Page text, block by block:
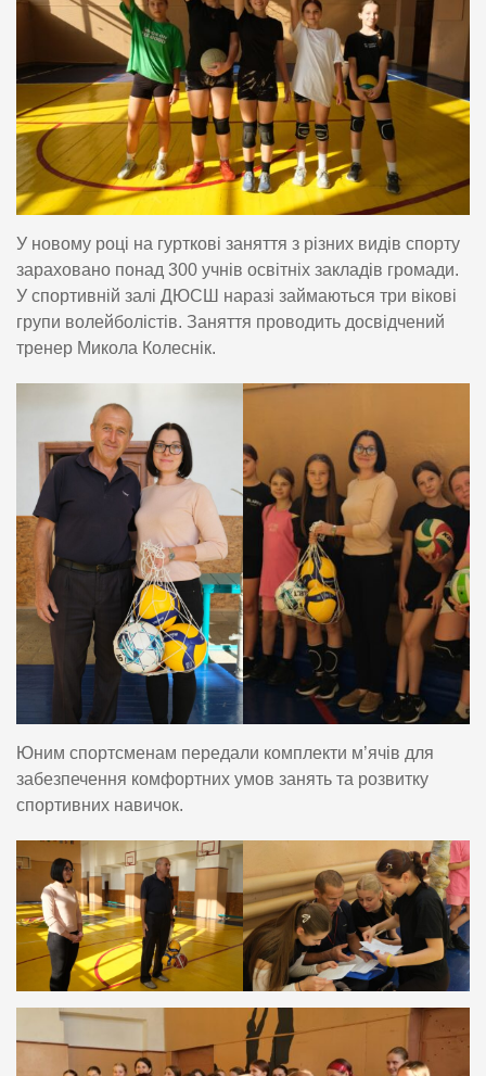
У новому році на гурткові заняття з різних видів спорту
зараховано понад 300 учнів освітніх закладів громади.
У спортивній залі ДЮСШ наразі займаються три вікові
групи волейболістів. Заняття проводить досвідчений
тренер Микола Колеснік.
Юним спортсменам передали комплекти м’ячів для
забезпечення комфортних умов занять та розвитку
спортивних навичок.